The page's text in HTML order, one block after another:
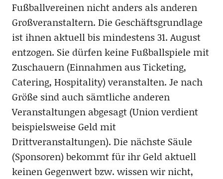
Fußballvereinen nicht anders als anderen
Großveranstaltern. Die Geschäftsgrundlage
ist ihnen aktuell bis mindestens 31. August
entzogen. Sie dürfen keine Fußballspiele mit
Zuschauern (Einnahmen aus Ticketing,
Catering, Hospitality) veranstalten. Je nach
Größe sind auch sämtliche anderen
Veranstaltungen abgesagt (Union verdient
beispielsweise Geld mit
Drittveranstaltungen). Die nächste Säule
(Sponsoren) bekommt für ihr Geld aktuell
keinen Gegenwert bzw. wissen wir nicht,